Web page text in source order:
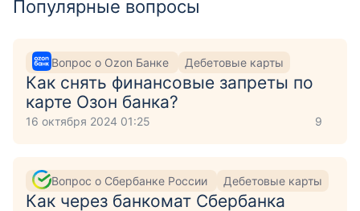
Популярные вопросы
Вопрос о Ozon Банке Дебетовые карты
Как снять финансовые запреты по
карте Озон банка?
16 октября 2024 01:25 9
Вопрос о Сбербанке России Дебетовые карты
Как через банкомат Сбербанка